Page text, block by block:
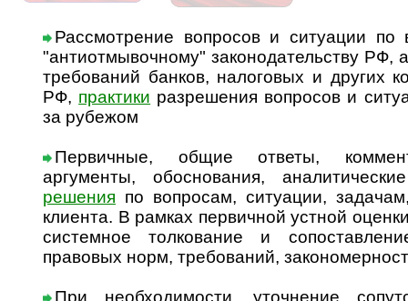
Рассмотрение вопросов и ситуации по
"антиотмывочному" законодательству РФ,
требований банков, налоговых и других
РФ, практики разрешения вопросов и
за рубежом
Первичные, общие ответы,
аргументы, обоснования,
решения по вопросам, ситуации,
клиента. В рамках первичной устной
системное толкование и
правовых норм, требований,
При необходимости, уточнение